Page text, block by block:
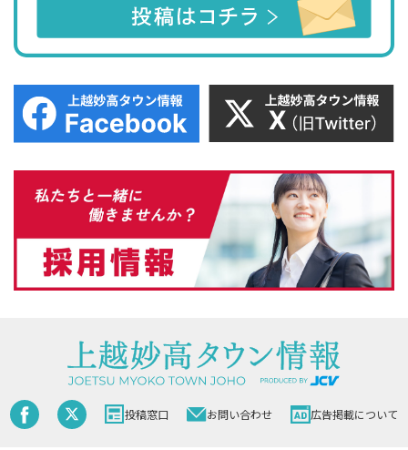
投稿窓口 お問い合わせ 広告掲載について